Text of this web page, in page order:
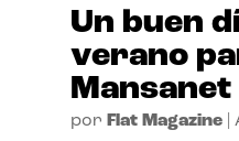
Un buen
verano
Mansanet
por Flat Magazine|